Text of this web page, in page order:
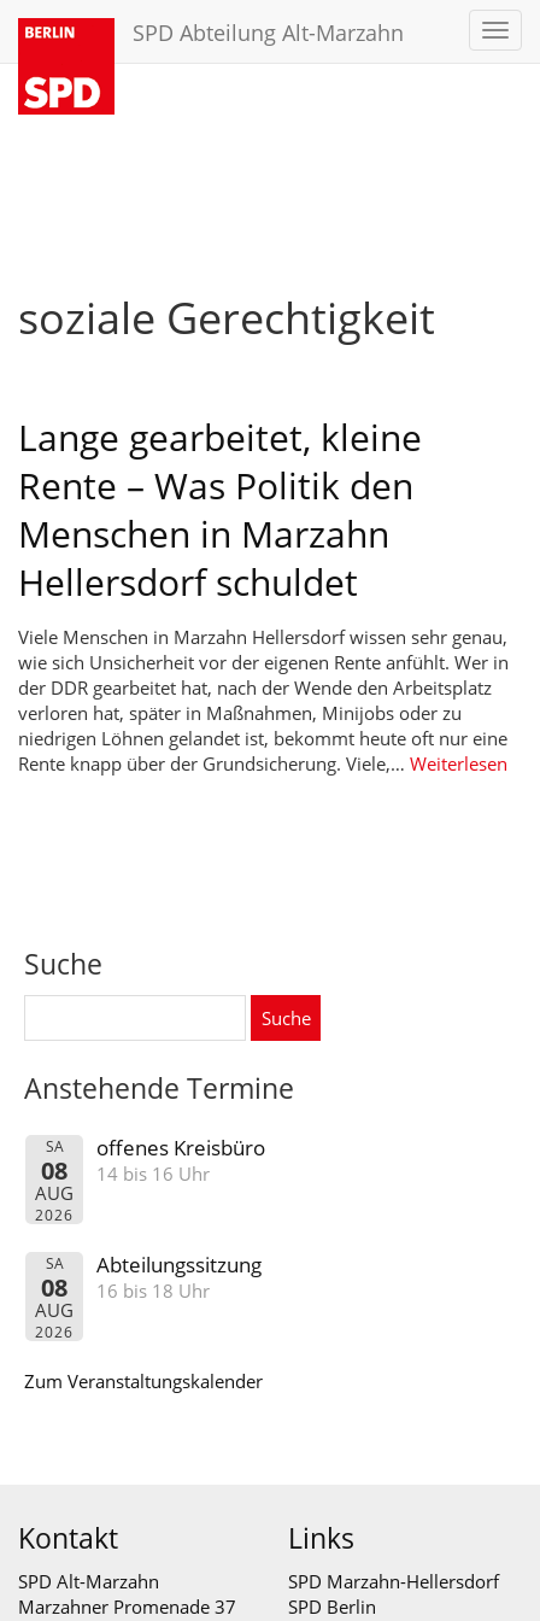
SPD Abteilung Alt-Marzahn
soziale Gerechtigkeit
Lange gearbeitet, kleine
Rente – Was Politik den
Menschen in Marzahn
Hellersdorf schuldet
Viele Menschen in Marzahn Hellersdorf wissen sehr genau,
wie sich Unsicherheit vor der eigenen Rente anfühlt. Wer in
der DDR gearbeitet hat, nach der Wende den Arbeitsplatz
verloren hat, später in Maßnahmen, Minijobs oder zu
niedrigen Löhnen gelandet ist, bekommt heute oft nur eine
Rente knapp über der Grundsicherung. Viele,… Weiterlesen
Suche
Anstehende Termine
SA
08
AUG
2026
offenes Kreisbüro
14 bis 16 Uhr
SA
08
AUG
2026
Abteilungssitzung
16 bis 18 Uhr
Zum Veranstaltungskalender
Kontakt
SPD Alt-Marzahn
Marzahner Promenade 37
Links
SPD Marzahn-Hellersdorf
SPD Berlin